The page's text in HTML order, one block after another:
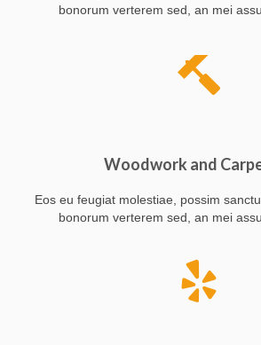
bonorum verterem sed, an mei
Woodwork and
Eos eu feugiat molestiae, possim
bonorum verterem sed, an mei